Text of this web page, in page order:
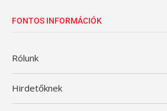
FONTOS INFORMÁCIÓK
Rólunk
Hirdetőknek